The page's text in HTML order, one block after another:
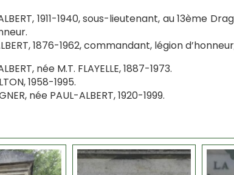
1911-1940, sous-lieutenant, au 13ème
1876-1962, commandant, légion
née M.T. FLAYELLE, 1887-1973.
1958-1995.
née PAUL-ALBERT, 1920-1999.